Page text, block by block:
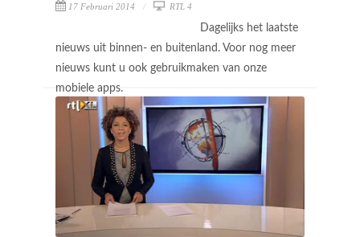
17 Februari 2014 RTL 4
Dagelijks het laatste
nieuws uit binnen- en buitenland. Voor nog meer
nieuws kunt u ook gebruikmaken van onze
mobiele apps.